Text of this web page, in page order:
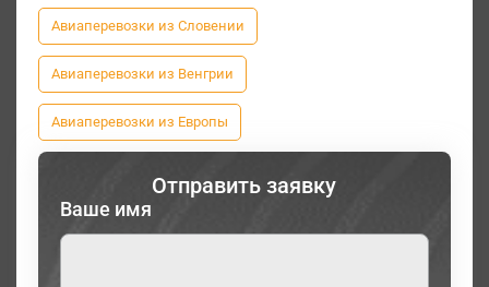
Авиаперевозки из Словении
Авиаперевозки из Венгрии
Авиаперевозки из Европы
Отправить заявку
Ваше имя